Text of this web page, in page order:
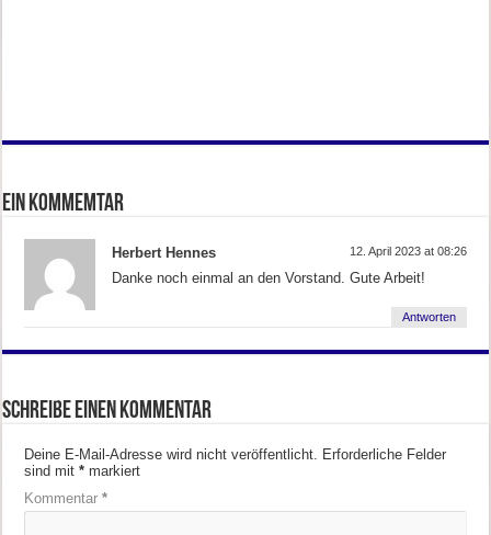
Ein Kommemtar
Herbert Hennes 12. April 2023 at 08:26
Danke noch einmal an den Vorstand. Gute Arbeit!
Antworten
Schreibe einen Kommentar
Deine E-Mail-Adresse wird nicht veröffentlicht. Erforderliche Felder
sind mit* markiert
Kommentar*